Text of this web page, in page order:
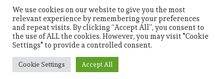
Powered byWordPress|WP Travel Magazine by WP Mag Plus
We use cookies on our website to give you the most
relevant experience by remembering your preferences
and repeat visits. By clicking “Accept All”, you consent to
the use of ALL the cookies. However, you may visit "Cookie
Settings" to provide a controlled consent.
Cookie Settings Accept All